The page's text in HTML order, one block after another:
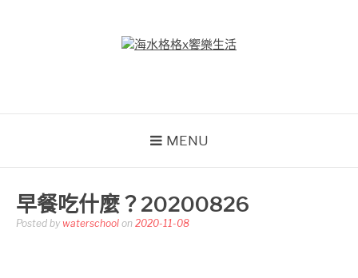
MENU
早餐吃什麼？20200826
Posted by waterschool on 2020-11-08